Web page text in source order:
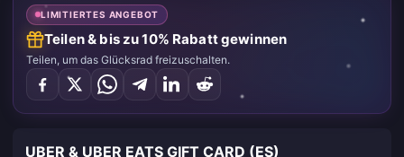
LIMITIERTES ANGEBOT
Teilen & bis zu 10% Rabatt gewinnen
Teilen, um das Glücksrad freizuschalten.
UBER & UBER EATS GIFT CARD (ES)